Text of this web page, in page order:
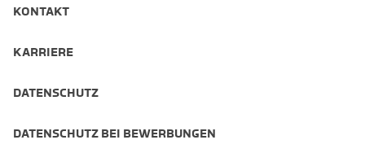
KONTAKT
KARRIERE
DATENSCHUTZ
DATENSCHUTZ BEI BEWERBUNGEN